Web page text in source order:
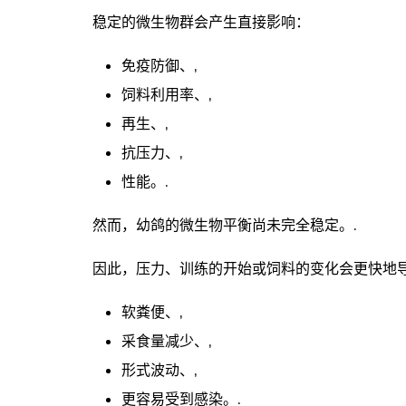
稳定的微生物群会产生直接影响：
免疫防御、,
饲料利用率、,
再生、,
抗压力、,
性能。.
然而，幼鸽的微生物平衡尚未完全稳定。.
因此，压力、训练的开始或饲料的变化会更快地
软粪便、,
采食量减少、,
形式波动、,
更容易受到感染。.